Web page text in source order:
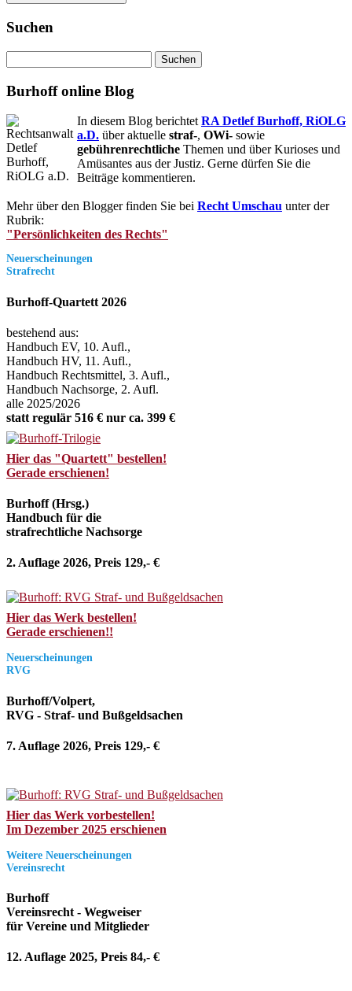
Suchen
nach:
Burhoff online Blog
In diesem Blog berichtet RA Detlef Burhoff, RiOLG
a.D. über aktuelle straf-, OWi- sowie
gebührenrechtliche Themen und über Kurioses und
Amüsantes aus der Justiz. Gerne dürfen Sie die
Beiträge kommentieren.
Mehr über den Blogger finden Sie bei Recht Umschau unter der
Rubrik:
"Persönlichkeiten des Rechts"
Neuerscheinungen
Strafrecht
Burhoff-Quartett 2026
bestehend aus:
Handbuch EV, 10. Aufl.,
Handbuch HV, 11. Aufl.,
Handbuch Rechtsmittel, 3. Aufl.,
Handbuch Nachsorge, 2. Aufl.
alle 2025/2026
statt regulär 516 € nur ca. 399 €
Hier das "Quartett" bestellen!
Gerade erschienen!
Burhoff (Hrsg.)
Handbuch für die
strafrechtliche Nachsorge
2. Auflage 2026, Preis 129,- €
Hier das Werk bestellen!
Gerade erschienen!!
Neuerscheinungen
RVG
Burhoff/Volpert,
RVG - Straf- und Bußgeldsachen
7. Auflage 2026, Preis 129,- €
Hier das Werk vorbestellen!
Im Dezember 2025 erschienen
Weitere Neuerscheinungen
Vereinsrecht
Burhoff
Vereinsrecht - Wegweiser
für Vereine und Mitglieder
12. Auflage 2025, Preis 84,- €